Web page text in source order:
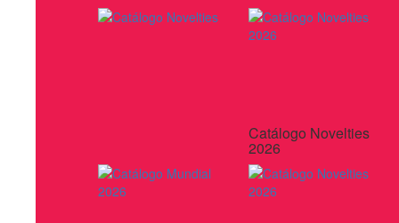
Catálogo Novelties
2026